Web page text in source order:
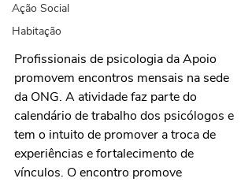
Ação Social
Habitação
Profissionais de psicologia da Apoio
promovem encontros mensais na sede
da ONG. A atividade faz parte do
calendário de trabalho dos psicólogos e
tem o intuito de promover a troca de
experiências e fortalecimento de
vínculos. O encontro promove